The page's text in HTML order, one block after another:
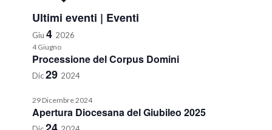
Ultimi eventi | Eventi
Giu4 2026
4 Giugno
Processione del Corpus Domini
Dic29 2024
29 Dicembre 2024
Apertura Diocesana del Giubileo 2025